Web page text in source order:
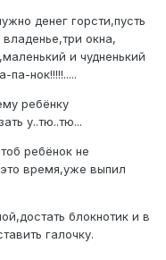
денег горсти,пусть
окна,
и чудненький
па-нок!!!!!.....
ребёнку
у..тю..тю...
ребёнок не
время,уже выпил
блокнотик и в
галочку.